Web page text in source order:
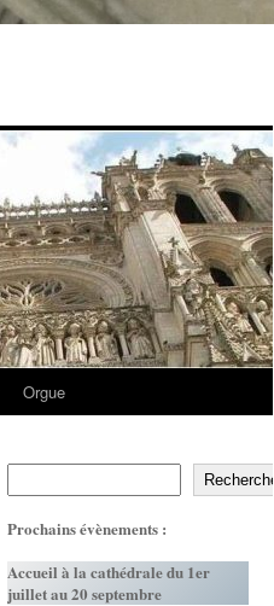
Orgue
Recherche
Prochains évènements :
Accueil à la cathédrale du 1er
juillet au 20 septembre